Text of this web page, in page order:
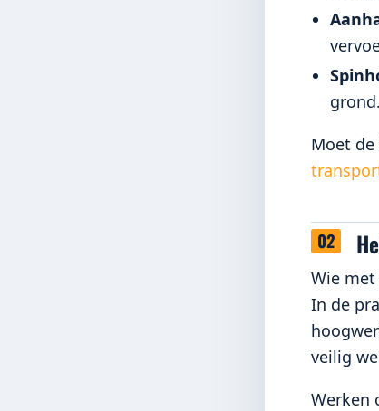
grond.
Moet de
Wie
In de
veilig
Werken